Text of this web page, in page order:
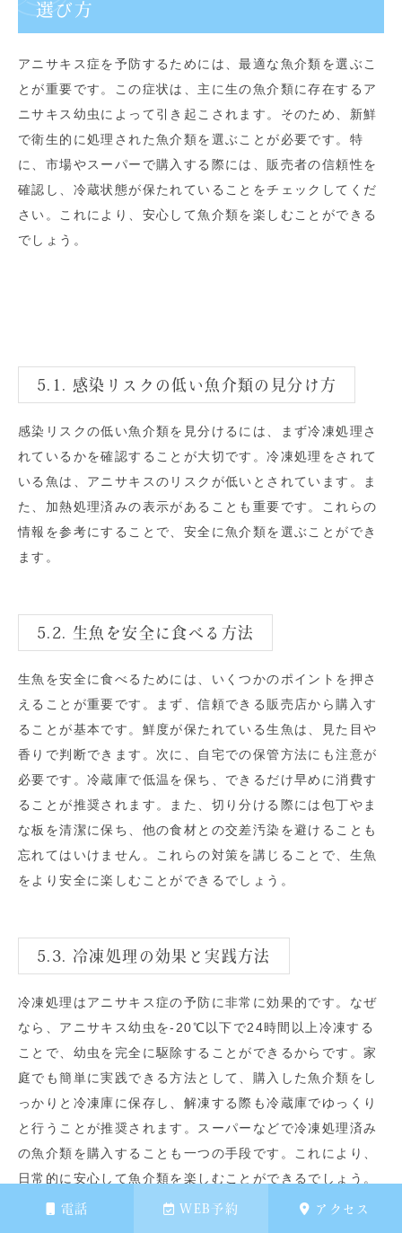
電話 WEB予約 アクセス
選び方
アニサキス症を予防するためには、最適な魚介類を選ぶこ
とが重要です。この症状は、主に生の魚介類に存在するア
ニサキス幼虫によって引き起こされます。そのため、新鮮
で衛生的に処理された魚介類を選ぶことが必要です。特
に、市場やスーパーで購入する際には、販売者の信頼性を
確認し、冷蔵状態が保たれていることをチェックしてくだ
さい。これにより、安心して魚介類を楽しむことができる
でしょう。
5.1. 感染リスクの低い魚介類の見分け方
感染リスクの低い魚介類を見分けるには、まず冷凍処理さ
れているかを確認することが大切です。冷凍処理をされて
いる魚は、アニサキスのリスクが低いとされています。ま
た、加熱処理済みの表示があることも重要です。これらの
情報を参考にすることで、安全に魚介類を選ぶことができ
ます。
5.2. 生魚を安全に食べる方法
生魚を安全に食べるためには、いくつかのポイントを押さ
えることが重要です。まず、信頼できる販売店から購入す
ることが基本です。鮮度が保たれている生魚は、見た目や
香りで判断できます。次に、自宅での保管方法にも注意が
必要です。冷蔵庫で低温を保ち、できるだけ早めに消費す
ることが推奨されます。また、切り分ける際には包丁やま
な板を清潔に保ち、他の食材との交差汚染を避けることも
忘れてはいけません。これらの対策を講じることで、生魚
をより安全に楽しむことができるでしょう。
5.3. 冷凍処理の効果と実践方法
冷凍処理はアニサキス症の予防に非常に効果的です。なぜ
なら、アニサキス幼虫を-20℃以下で24時間以上冷凍する
ことで、幼虫を完全に駆除することができるからです。家
庭でも簡単に実践できる方法として、購入した魚介類をし
っかりと冷凍庫に保存し、解凍する際も冷蔵庫でゆっくり
と行うことが推奨されます。スーパーなどで冷凍処理済み
の魚介類を購入することも一つの手段です。これにより、
日常的に安心して魚介類を楽しむことができるでしょう。